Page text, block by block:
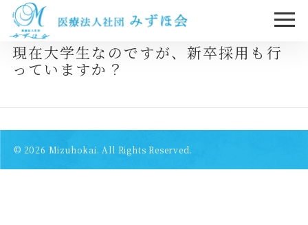
現在大学生なのですが、新卒採用も行
っていますか？
© 2026 Mizuhokai. All Rights Reserved.